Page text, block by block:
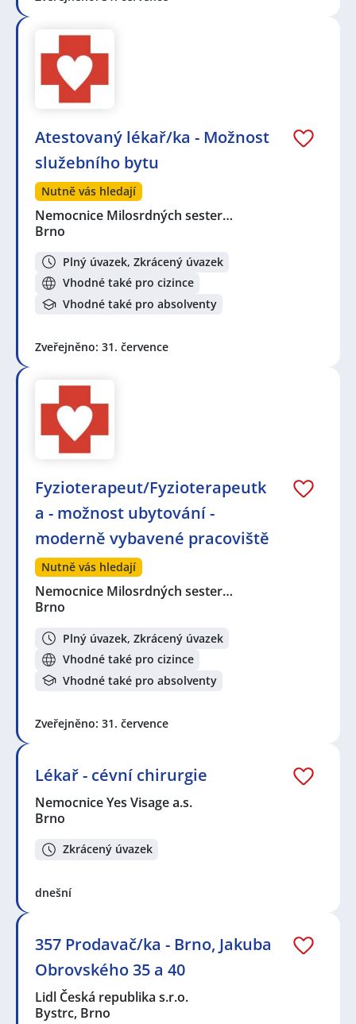
Atestovaný lékař/ka - Možnost
služebního bytu
Nutně vás hledají
Nemocnice Milosrdných sester…
Brno
Plný úvazek, Zkrácený úvazek
Vhodné také pro cizince
Vhodné také pro absolventy
Zveřejněno: 31. července
Fyzioterapeut/Fyzioterapeutk
a - možnost ubytování -
moderně vybavené pracoviště
Nutně vás hledají
Nemocnice Milosrdných sester…
Brno
Plný úvazek, Zkrácený úvazek
Vhodné také pro cizince
Vhodné také pro absolventy
Zveřejněno: 31. července
Lékař - cévní chirurgie
Nemocnice Yes Visage a.s.
Brno
Zkrácený úvazek
dnešní
357 Prodavač/ka - Brno, Jakuba
Obrovského 35 a 40
Lidl Česká republika s.r.o.
Bystrc, Brno